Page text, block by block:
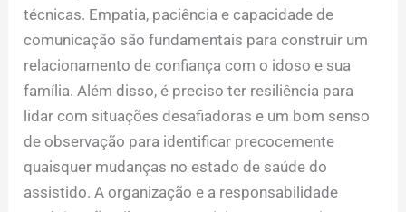
técnicas. Empatia, paciência e capacidade de
comunicação são fundamentais para construir um
relacionamento de confiança com o idoso e sua
família. Além disso, é preciso ter resiliência para
lidar com situações desafiadoras e um bom senso
de observação para identificar precocemente
quaisquer mudanças no estado de saúde do
assistido. A organização e a responsabilidade